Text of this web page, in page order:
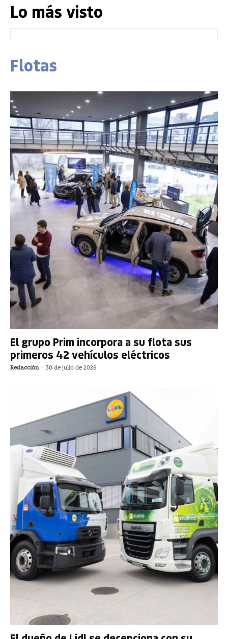
Lo más visto
Flotas
El grupo Prim incorpora a su flota sus
primeros 42 vehículos eléctricos
Redacción - 30 de julio de 2026